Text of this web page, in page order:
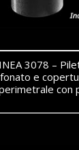
3078 –
e
con